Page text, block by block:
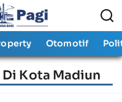
Otomotif
Kota Madiun